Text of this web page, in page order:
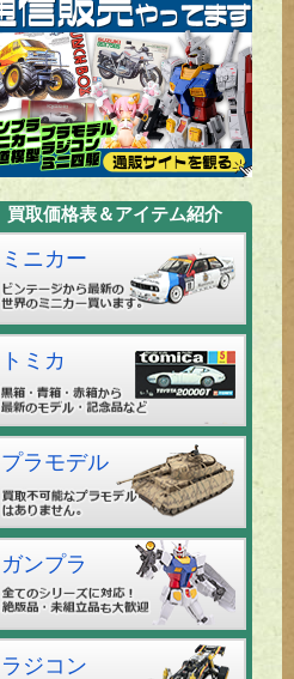
買取価格表＆アイテム紹介
ミニカー
トミカ
プラモデル
ガンプラ
ラジコン